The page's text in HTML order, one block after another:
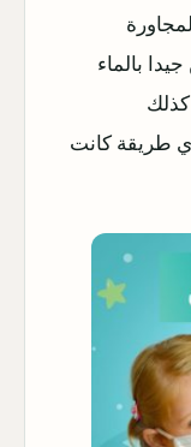
بالماء
كذلك
طريقة كانت